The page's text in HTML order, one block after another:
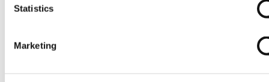
Statistics
Marketing